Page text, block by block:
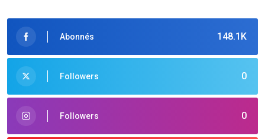
148.1K
Abonnés
0
Followers
0
Followers